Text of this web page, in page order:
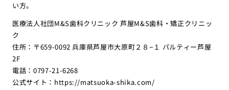
い方。
医療法人社団M&S歯科クリニック 芦屋M&S歯科・矯正クリニッ
ク
住所：〒659-0092 兵庫県芦屋市大原町２８−１ パルティー芦屋
2F
電話：0797-21-6268
公式サイト： https://matsuoka-shika.com/